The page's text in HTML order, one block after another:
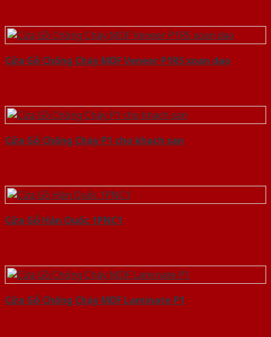
Cửa Gỗ Chống Cháy MDF Veneer P1R5 xoan dao
Cửa Gỗ Chống Cháy P1 cho khach san
Cửa Gỗ Hàn Quốc 1PNC1
Cửa Gỗ Chống Cháy MDF Laminate P1